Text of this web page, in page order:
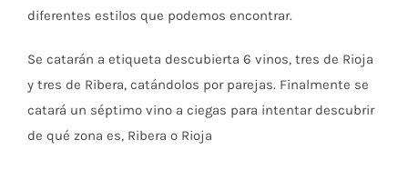
diferentes estilos que podemos encontrar.
Se catarán a etiqueta descubierta 6 vinos, tres de Rioja
y tres de Ribera, catándolos por parejas. Finalmente se
catará un séptimo vino a ciegas para intentar descubrir
de qué zona es, Ribera o Rioja